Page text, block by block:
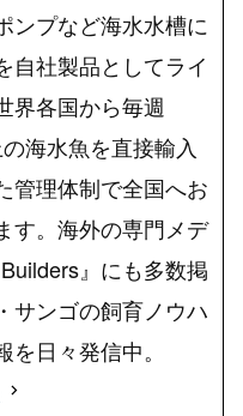
ンプなど海水水槽に
自社製品としてライ
界各国から毎週
海水魚を直接輸入
管理体制で全国へお
す。海外の専門メデ
』にも多数掲
サンゴの飼育ノウハ
を日々発信中。